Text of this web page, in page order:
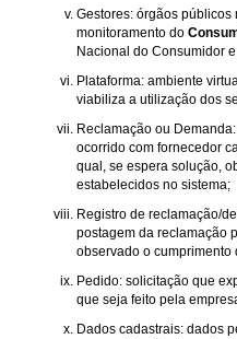
Gestores: órgãos
monitoramento do
Nacional do Consumidor
Plataforma: ambiente
viabiliza a utilização dos
Reclamação ou
ocorrido com fornecedor
qual, se espera solução,
estabelecidos no sistema;
Registro de reclamação/
postagem da reclamação
observado o cumprimento
Pedido: solicitação que
que seja feito pela
Dados cadastrais: dados